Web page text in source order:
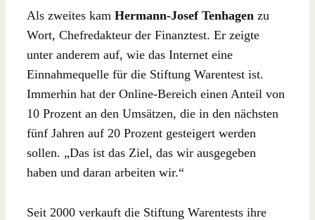
Als zweites kam Hermann-Josef Tenhagen zu
Wort, Chefredakteur der Finanztest. Er zeigte
unter anderem auf, wie das Internet eine
Einnahmequelle für die Stiftung Warentest ist.
Immerhin hat der Online-Bereich einen Anteil von
10 Prozent an den Umsätzen, die in den nächsten
fünf Jahren auf 20 Prozent gesteigert werden
sollen. „Das ist das Ziel, das wir ausgegeben
haben und daran arbeiten wir.“
Seit 2000 verkauft die Stiftung Warentests ihre